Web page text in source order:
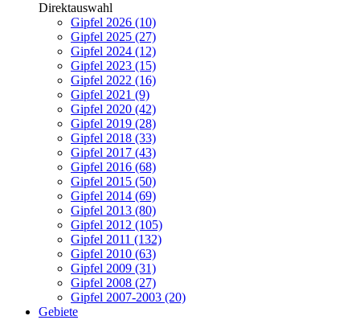
Direktauswahl
Gipfel 2026 (10)
Gipfel 2025 (27)
Gipfel 2024 (12)
Gipfel 2023 (15)
Gipfel 2022 (16)
Gipfel 2021 (9)
Gipfel 2020 (42)
Gipfel 2019 (28)
Gipfel 2018 (33)
Gipfel 2017 (43)
Gipfel 2016 (68)
Gipfel 2015 (50)
Gipfel 2014 (69)
Gipfel 2013 (80)
Gipfel 2012 (105)
Gipfel 2011 (132)
Gipfel 2010 (63)
Gipfel 2009 (31)
Gipfel 2008 (27)
Gipfel 2007-2003 (20)
Gebiete